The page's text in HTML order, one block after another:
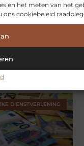
en het meten van het
cookiebeleid
beschermt tegen
DIENSTVERLENING